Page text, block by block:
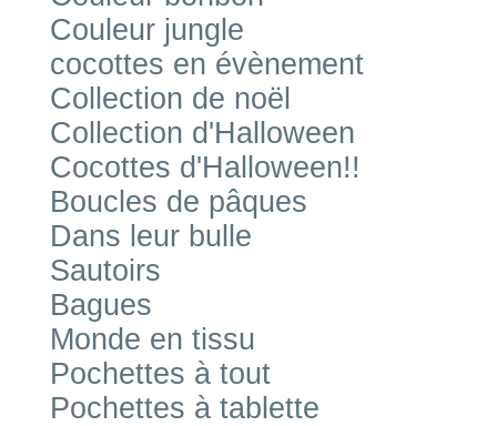
Couleur jungle
cocottes en évènement
Collection de noël
Collection d'Halloween
Cocottes d'Halloween!!
Boucles de pâques
Dans leur bulle
Sautoirs
Bagues
Monde en tissu
Pochettes à tout
Pochettes à tablette